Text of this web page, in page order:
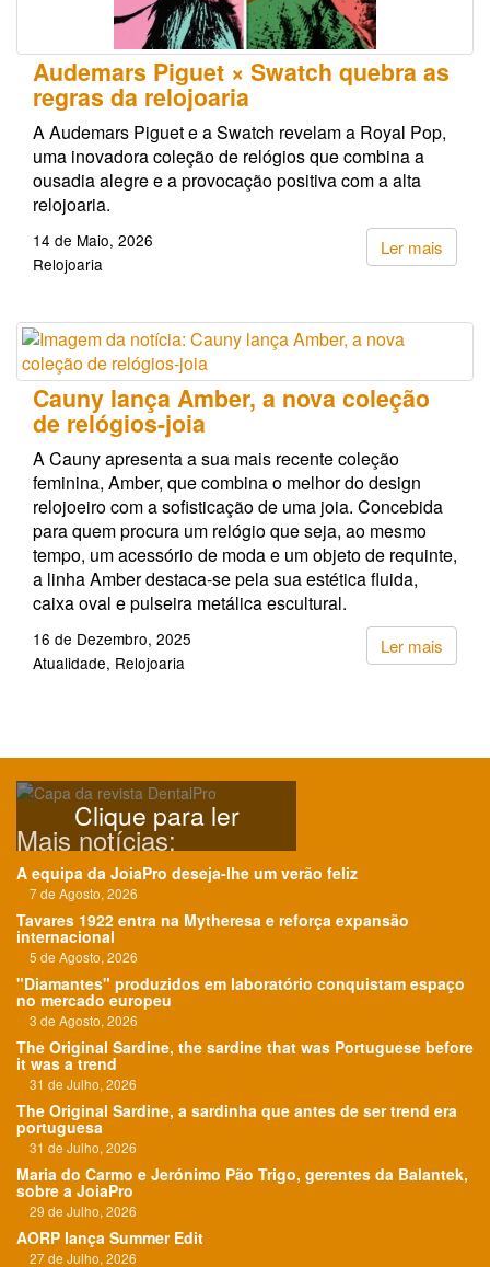
Audemars Piguet × Swatch quebra as
regras da relojoaria
A Audemars Piguet e a Swatch revelam a Royal Pop,
uma inovadora coleção de relógios que combina a
ousadia alegre e a provocação positiva com a alta
relojoaria.
Ler mais
14 de Maio, 2026
Relojoaria
Cauny lança Amber, a nova coleção
de relógios-joia
A Cauny apresenta a sua mais recente coleção
feminina, Amber, que combina o melhor do design
relojoeiro com a sofisticação de uma joia. Concebida
para quem procura um relógio que seja, ao mesmo
tempo, um acessório de moda e um objeto de requinte,
a linha Amber destaca-se pela sua estética fluida,
caixa oval e pulseira metálica escultural.
Ler mais
16 de Dezembro, 2025
Atualidade Relojoaria
Clique para ler
Mais notícias:
A equipa da JoiaPro deseja-lhe um verão feliz
7 de Agosto, 2026
Tavares 1922 entra na Mytheresa e reforça expansão
internacional
5 de Agosto, 2026
"Diamantes" produzidos em laboratório conquistam espaço
no mercado europeu
3 de Agosto, 2026
The Original Sardine, the sardine that was Portuguese before
it was a trend
31 de Julho, 2026
The Original Sardine, a sardinha que antes de ser trend era
portuguesa
31 de Julho, 2026
Maria do Carmo e Jerónimo Pão Trigo, gerentes da Balantek,
sobre a JoiaPro
29 de Julho, 2026
AORP lança Summer Edit
27 de Julho, 2026